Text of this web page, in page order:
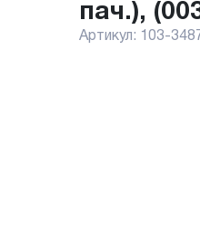
пач.),
Артикул: 103-